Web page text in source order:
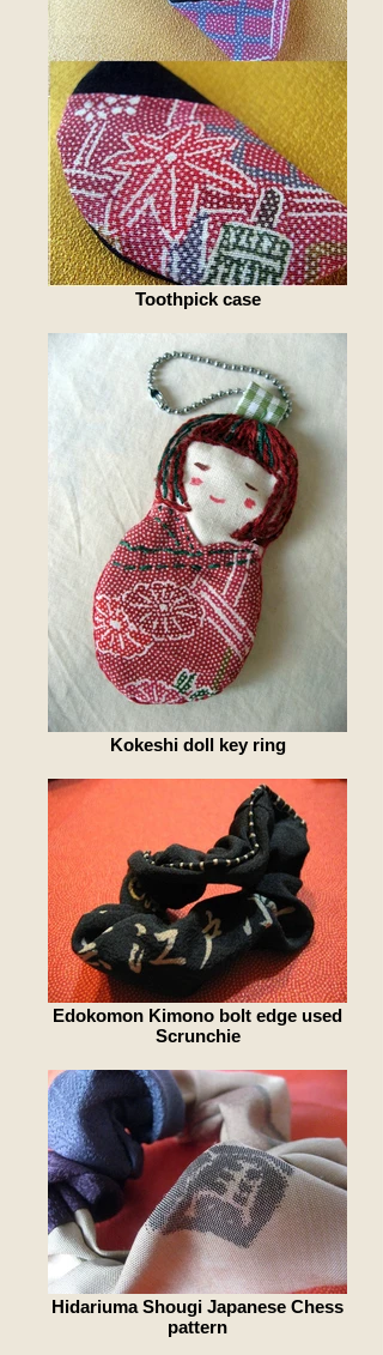
Toothpick case
Kokeshi doll key ring
Edokomon Kimono bolt edge used
Scrunchie
Hidariuma Shougi Japanese Chess
pattern